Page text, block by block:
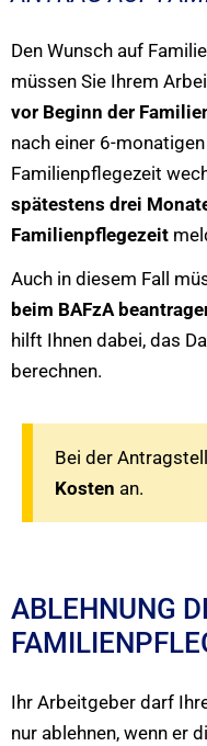
Den Wunsch auf
müssen Sie Ihrem
vor Beginn der
nach einer 6-
Familienpflegezeit
spätestens drei
Familienpflegezeit
Auch in diesem Fall
beim BAFzA
hilft Ihnen dabei, das
berechnen.
Bei der
Kosten an.
ABLEHNUNG
Ihr Arbeitgeber darf
nur ablehnen, wenn er